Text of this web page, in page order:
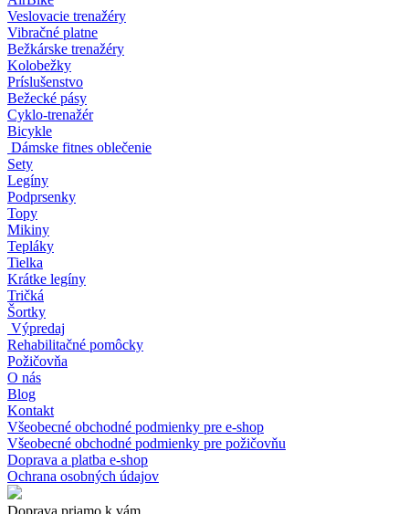
Veslovacie trenažéry
Vibračné platne
Bežkárske trenažéry
Kolobežky
Príslušenstvo
Bežecké pásy
Cyklo-trenažér
Bicykle
Dámske fitnes oblečenie
Sety
Legíny
Podprsenky
Topy
Mikiny
Tepláky
Tielka
Krátke legíny
Tričká
Šortky
Výpredaj
Rehabilitačné pomôcky
Požičovňa
O nás
Blog
Kontakt
Všeobecné obchodné podmienky pre e-shop
Všeobecné obchodné podmienky pre požičovňu
Doprava a platba e-shop
Ochrana osobných údajov
Doprava priamo k vám